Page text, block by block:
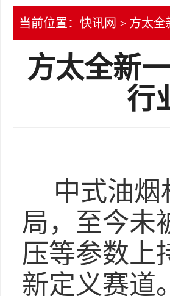
当前位置： 快讯网 > 方太
方太全新
行
中式油
局，至今未
压等参数上
新定义赛道